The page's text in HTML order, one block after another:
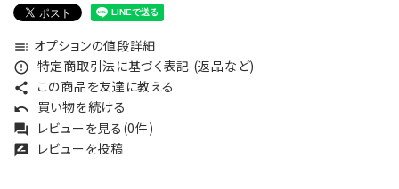
toc オプションの値段詳細
error_outline 特定商取引法に基づく表記 (返品など)
share この商品を友達に教える
undo 買い物を続ける
forum レビューを見る(0件)
rate_review レビューを投稿